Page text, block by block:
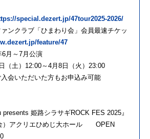
special.dezert.jp/47tour2025-2026/
ンクラブ「ひまわり会」会員最速チケッ
feature/47
月～7月公演
（土）12:00～4月8日（火）23:00
会いただいた方もお申込み可能
姫路シラサギROCK FES 2025』
）アクリエひめじ大ホール OPEN